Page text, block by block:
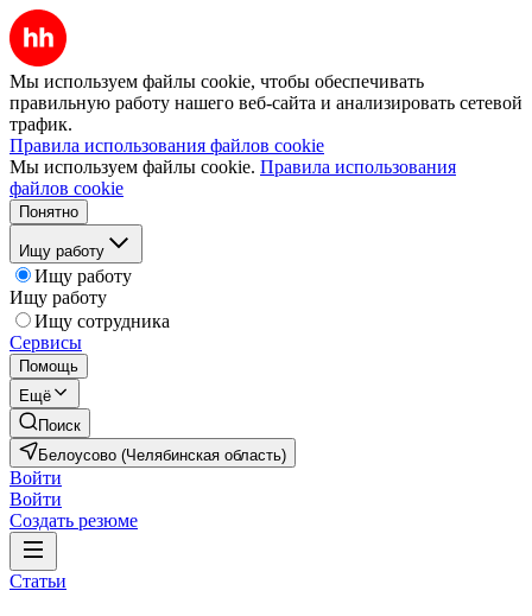
Мы используем файлы cookie, чтобы обеспечивать
правильную работу нашего веб-сайта и анализировать сетевой
трафик.
Правила использования файлов cookie
Мы используем файлы cookie. Правила использования
файлов cookie
Понятно
Ищу работу
Ищу работу
Ищу работу
Ищу сотрудника
Сервисы
Помощь
Ещё
Поиск
Белоусово (Челябинская область)
Войти
Войти
Создать резюме
Статьи